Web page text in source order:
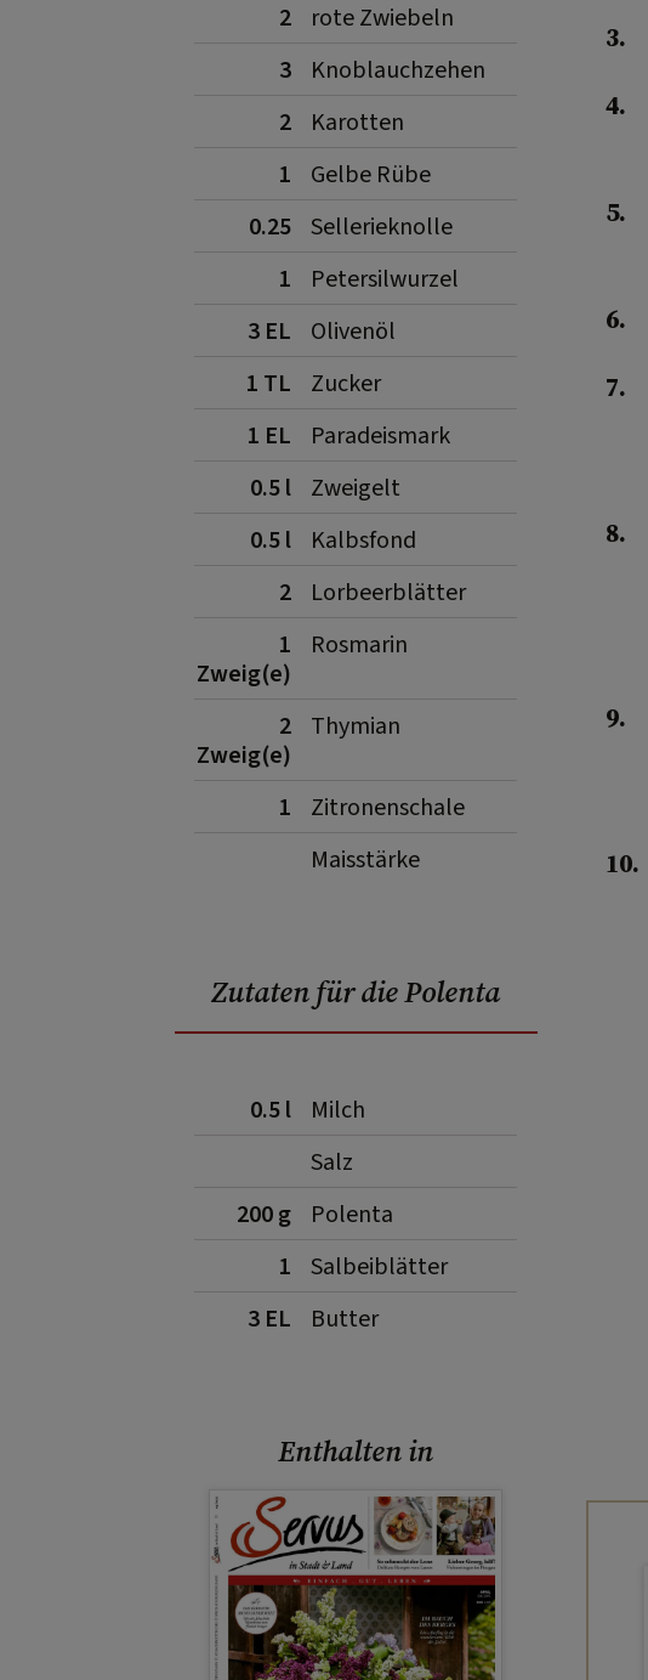
2
rote Zwiebeln
3
Knoblauchzehen
2
Karotten
1
Gelbe Rübe
0.25 Sellerieknolle
1
Petersilwurzel
3 EL
Olivenöl
1 TL
Zucker
1 EL
Paradeismark
0.5 l
Zweigelt
0.5 l
Kalbsfond
2
Lorbeerblätter
1
Zweig(e)
Rosmarin
2
Zweig(e)
Thymian
1
Zitronenschale
Maisstärke
Zutaten für die Polenta
0.5 l
Milch
Salz
200 g
Polenta
1
Salbeiblätter
3 EL
Butter
Enthalten in